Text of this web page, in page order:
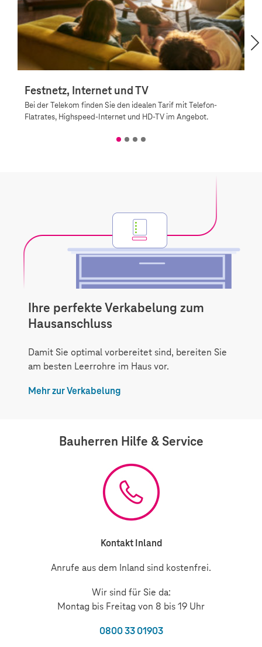
Festnetz, Internet und TV
Bei der Telekom finden Sie den idealen Tarif mit Telefon-
Flatrates, Highspeed-Internet und HD-TV im Angebot.
Ihre perfekte Verkabelung zum
Hausanschluss
Damit Sie optimal vorbereitet sind, bereiten Sie
am besten Leerrohre im Haus vor.
Mehr zur Verkabelung
Bauherren Hilfe & Service
Kontakt Inland
Anrufe aus dem Inland sind kostenfrei.
Wir sind für Sie da:
Montag bis Freitag von 8 bis 19 Uhr
0800 33 01903